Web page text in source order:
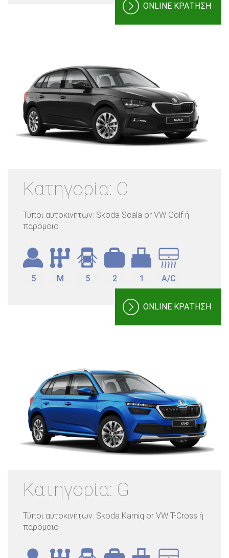
ONLINE ΚΡΑΤΗΣΗ
Κατηγορία: C
Τύποι αυτοκινήτων: Skoda Scala or VW Golf ή
παρόμοιο
5 M 5 2 1 A/C
ONLINE ΚΡΑΤΗΣΗ
Κατηγορία: G
Τύποι αυτοκινήτων: Skoda Kamiq or VW T-Cross ή
παρόμοιο